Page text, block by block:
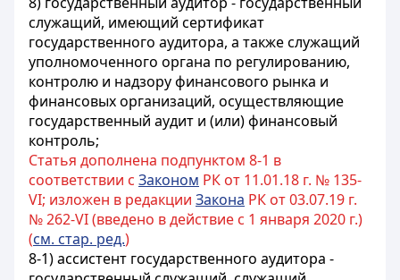
служащий, имеющий сертификат
государственного аудитора, а также служащий
уполномоченного органа по регулированию,
контролю и надзору финансового рынка и
финансовых организаций, осуществляющие
государственный аудит и (или) финансовый
контроль;
Статья дополнена подпунктом 8-1 в
соответствии с Законом РК от 11.01.18 г. № 135-
VI; изложен в редакции Закона РК от 03.07.19 г.
№ 262-VI (введено в действие с 1 января 2020 г.)
(см. стар. ред.)
8-1)ассистент государственного аудитора -